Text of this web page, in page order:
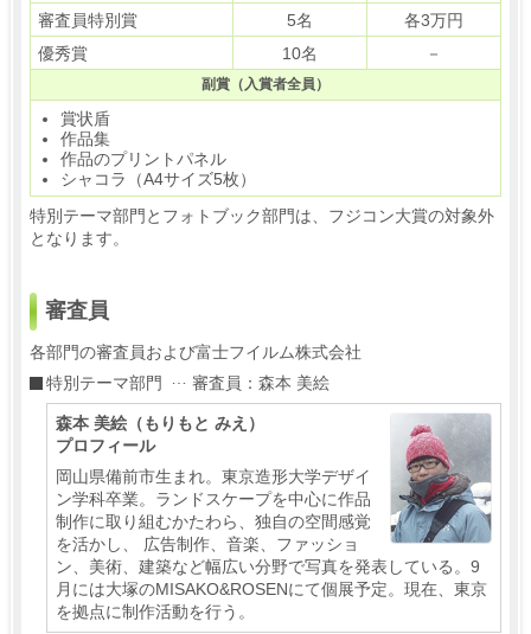
審査員特別賞
5名
各3万円
優秀賞
10名 －
副賞（入賞者全員）
賞状盾
作品集
作品のプリントパネル
シャコラ（A4サイズ5枚）
特別テーマ部門とフォトブック部門は、フジコン大賞の対象外
となります。
審査員
各部門の審査員および富士フイルム株式会社
特別テーマ部門
審査員：森本 美絵
森本 美絵（もりもと みえ）
プロフィール
岡山県備前市生まれ。東京造形大学デザイ
ン学科卒業。ランドスケープを中心に作品
制作に取り組むかたわら、独自の空間感覚
を活かし、 広告制作、音楽、ファッショ
ン、美術、建築など幅広い分野で写真を発表している。9
月には大塚のMISAKO&ROSENにて個展予定。現在、東京
を拠点に制作活動を行う。